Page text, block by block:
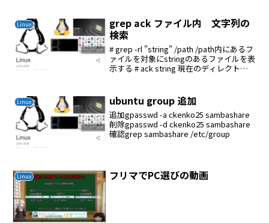
テムによって提供さ...
Linux
grep ack ファイル内 文字列の
検索
# grep -rl "string" /path /path内にあるフ
ァイルを対象にstringのあるファイルを表
示する # ack string 現在のディレクトリ
Linux ubuntu group 追加
追加gpasswd -a ckenko25 sambashare
削除gpasswd -d ckenko25 sambashare
確認grep sambashare /etc/group
Linux フリマでPC選びの動画